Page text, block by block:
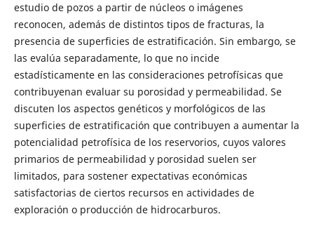
estudio de pozos a partir de núcleos o imágenes
reconocen, además de distintos tipos de fracturas, la
presencia de superficies de estratificación. Sin embargo, se
las evalúa separadamente, lo que no incide
estadísticamente en las consideraciones petrofísicas que
contribuyenan evaluar su porosidad y permeabilidad. Se
discuten los aspectos genéticos y morfológicos de las
superficies de estratificación que contribuyen a aumentar la
potencialidad petrofísica de los reservorios, cuyos valores
primarios de permeabilidad y porosidad suelen ser
limitados, para sostener expectativas económicas
satisfactorias de ciertos recursos en actividades de
exploración o producción de hidrocarburos.